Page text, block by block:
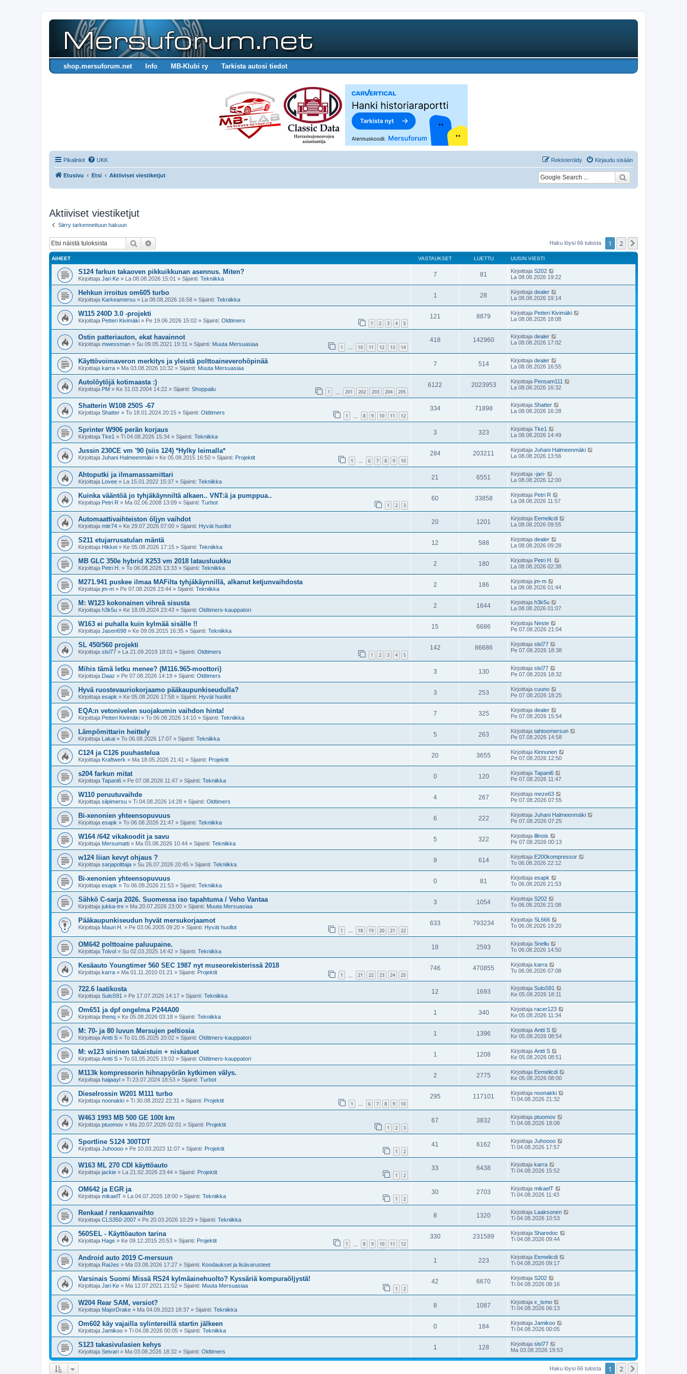
shop.mersuforum.net Info MB-Klubi ry Tarkista autosi tiedot
Pikalinkit UKK Kirjaudu sisään
Rekisteröidy
Etusivu Etsi Aktiiviset viestiketjut
Aktiiviset viestiketjut
Siirry tarkennettuun hakuun
Etsi Haku löysi 66 tulosta 1 2
AIHEET VASTAUKSET LUETTU UUSIN VIESTI
S124 farkun takaoven pikkuikkunan asennus. Miten?
Kirjoittaja Jari Ke » La 08.08.2026 15:01 » Sijainti: Tekniikka
7 81 Kirjoittaja S202
La 08.08.2026 19:22
Hehkun irroitus om605 turbo
Kirjoittaja Karkeamersu » La 08.08.2026 16:58 » Sijainti: Tekniikka
1 28 Kirjoittaja dealer
La 08.08.2026 19:14
W115 240D 3.0 -projekti
Kirjoittaja Petteri Kivimäki » Pe 19.06.2026 15:02 » Sijainti: Oldtimers 1 2 3 4 5
121 8879 Kirjoittaja Petteri Kivimäki
La 08.08.2026 18:08
Ostin patteriauton, ekat havainnot
Kirjoittaja mwessman » Su 09.05.2021 19:31 » Sijainti: Muuta Mersuasiaa 1 … 10 11 12 13 14
418 142960 Kirjoittaja dealer
La 08.08.2026 17:02
Käyttövoimaveron merkitys ja yleistä polttoaineverohöpinää
Kirjoittaja karra » Ma 03.08.2026 10:32 » Sijainti: Muuta Mersuasiaa
7 514 Kirjoittaja dealer
La 08.08.2026 16:55
Autolöytöjä kotimaasta :)
Kirjoittaja PM » Ke 31.03.2004 14:22 » Sijainti: Shoppailu 1 201 202 203 204 205
6122 2023953 Kirjoittaja Pensam111
La 08.08.2026 16:32
Shatterin W108 250S -67
Kirjoittaja Shatter » To 18.01.2024 20:15 » Sijainti: Oldtimers 1 8 9 10 11 12
334 71898 Kirjoittaja Shatter
La 08.08.2026 16:28
Sprinter W906 perän korjaus
Kirjoittaja Tke1 » Ti 04.08.2026 15:34 » Sijainti: Tekniikka
3 323 Kirjoittaja Tke1
La 08.08.2026 14:49
Jussin 230CE vm '90 (siis 124) *Hylky leimalla*
Kirjoittaja Juhani Halmeenmäki » Ke 05.08.2015 16:50 » Sijainti: Projektit 1 … 6 7 8 9 10
284 203211 Kirjoittaja Juhani Halmeenmäki
La 08.08.2026 13:56
Ahtoputki ja ilmamassamittari
Kirjoittaja Lovee » La 15.01.2022 15:37 » Sijainti: Tekniikka
21 6551 Kirjoittaja -jari-
La 08.08.2026 12:00
Kuinka vääntöä jo tyhjäkäynniltä alkaen.. VNT:ä ja pumppua..
Kirjoittaja Petri R » Ma 02.06.2008 13:09 » Sijainti: Turbot 1 2 3
60 33858 Kirjoittaja Petri R
La 08.08.2026 11:57
Automaattivaihteiston öljyn vaihdot
Kirjoittaja mitr74 » Ke 29.07.2026 07:00 » Sijainti: Hyvät huollot
20 1201 Kirjoittaja Eemelicdi
La 08.08.2026 09:55
S211 etujarrusatulan mäntä
Kirjoittaja Hikkei » Ke 05.08.2026 17:15 » Sijainti: Tekniikka
12 588 Kirjoittaja dealer
La 08.08.2026 09:28
MB GLC 350e hybrid X253 vm 2018 latausluukku
Kirjoittaja Petri H. » To 06.08.2026 13:33 » Sijainti: Tekniikka
2 180 Kirjoittaja Petri H.
La 08.08.2026 02:38
M271.941 puskee ilmaa MAFilta tyhjäkäynnillä, alkanut ketjunvaihdosta
Kirjoittaja jm-m » Pe 07.08.2026 23:44 » Sijainti: Tekniikka
2 186 Kirjoittaja jm-m
La 08.08.2026 01:44
M: W123 kokonainen vihreä sisusta
Kirjoittaja h3k5u » Ke 18.09.2024 23:43 » Sijainti: Oldtimers-kauppatori
2 1644 Kirjoittaja h3k5u
La 08.08.2026 01:07
W163 ei puhalla kuin kylmää sisälle !!
Kirjoittaja Jasen698 » Ke 09.09.2015 16:35 » Sijainti: Tekniikka
15 6686 Kirjoittaja Neste
Pe 07.08.2026 21:04
SL 450/560 projekti
Kirjoittaja slsl77 » La 21.09.2019 18:01 » Sijainti: Oldtimers 1 2 3 4 5
142 86686 Kirjoittaja slsl77
Pe 07.08.2026 18:38
Mihis tämä letku menee? (M116.965-moottori)
Kirjoittaja Daaz » Pe 07.08.2026 14:19 » Sijainti: Oldtimers
3 130 Kirjoittaja slsl77
Pe 07.08.2026 18:32
Hyvä ruostevauriokorjaamo pääkaupunkiseudulla?
Kirjoittaja esapk » Ke 05.08.2026 17:58 » Sijainti: Hyvät huollot
3 253 Kirjoittaja cuuno
Pe 07.08.2026 18:25
EQA:n vetonivelen suojakumin vaihdon hinta!
Kirjoittaja Petteri Kivimäki » To 06.08.2026 14:10 » Sijainti: Tekniikka
7 325 Kirjoittaja dealer
Pe 07.08.2026 15:54
Lämpömittarin heittely
Kirjoittaja Lakai » To 06.08.2026 17:07 » Sijainti: Tekniikka
5 263 Kirjoittaja tahtoomersun
Pe 07.08.2026 14:58
C124 ja C126 puuhastelua
Kirjoittaja Kraftwerk » Ma 18.05.2026 21:41 » Sijainti: Projektit
20 3655 Kirjoittaja Kinnunen
Pe 07.08.2026 12:50
s204 farkun mitat
Kirjoittaja Tapani6 » Pe 07.08.2026 11:47 » Sijainti: Tekniikka
0 120 Kirjoittaja Tapani6
Pe 07.08.2026 11:47
W110 peruutuvaihde
Kirjoittaja siipimersu » Ti 04.08.2026 14:28 » Sijainti: Oldtimers
4 267 Kirjoittaja meze63
Pe 07.08.2026 07:55
Bi-xenonien yhteensopuvuus
Kirjoittaja esapk » To 06.08.2026 21:47 » Sijainti: Tekniikka
6 222 Kirjoittaja Juhani Halmeenmäki
Pe 07.08.2026 07:25
W164 /642 vikakoodit ja savu
Kirjoittaja Mersumatti » Ma 03.08.2026 10:44 » Sijainti: Tekniikka
5 322 Kirjoittaja illinois
Pe 07.08.2026 00:13
w124 liian kevyt ohjaus ?
Kirjoittaja sarjapolttaja » Su 26.07.2026 20:45 » Sijainti: Tekniikka
9 614 Kirjoittaja E200kompressor
To 06.08.2026 22:12
Bi-xenonien yhteensopuvuus
Kirjoittaja esapk » To 06.08.2026 21:53 » Sijainti: Tekniikka
0 81 Kirjoittaja esapk
To 06.08.2026 21:53
Sähkö C-sarja 2026. Suomessa iso tapahtuma / Veho Vantaa
Kirjoittaja jukka-tre » Ma 20.07.2026 23:00 » Sijainti: Muuta Mersuasiaa
3 1054 Kirjoittaja S202
To 06.08.2026 21:08
Pääkaupunkiseudun hyvät mersukorjaamot
Kirjoittaja Mauri H. » Pe 03.06.2005 09:20 » Sijainti: Hyvät huollot 1 … 18 19 20 21 22
633 793234 Kirjoittaja SL666
To 06.08.2026 19:20
OM642 polttoaine paluupaine.
Kirjoittaja Tolvol » Su 02.03.2025 14:42 » Sijainti: Tekniikka
18 2593 Kirjoittaja Snellu
To 06.08.2026 14:50
Kesäauto Youngtimer 560 SEC 1987 nyt museorekisterissä 2018
Kirjoittaja karra » Ma 01.11.2010 01:21 » Sijainti: Projektit 1 21 22 23 24 25
746 470855 Kirjoittaja karra
To 06.08.2026 07:08
722.6 laatikosta
Kirjoittaja SuloS91 » Pe 17.07.2026 14:17 » Sijainti: Tekniikka
12 1693 Kirjoittaja SuloS91
Ke 05.08.2026 18:11
Om651 ja dpf ongelma P244A00
Kirjoittaja thenq » Ke 05.08.2026 03:18 » Sijainti: Tekniikka
1 340 Kirjoittaja racer123
Ke 05.08.2026 11:34
M: 70- ja 80 luvun Mersujen peltiosia
Kirjoittaja Antti S » To 01.05.2025 20:02 » Sijainti: Oldtimers-kauppatori
1 1396 Kirjoittaja Antti S
Ke 05.08.2026 08:54
M: w123 sininen takaistuin + niskatuet
Kirjoittaja Antti S » To 01.05.2025 19:02 » Sijainti: Oldtimers-kauppatori
1 1208 Kirjoittaja Antti S
Ke 05.08.2026 08:51
M113k kompressorin hihnapyörän kytkimen välys.
Kirjoittaja haijaayl » Ti 23.07.2024 18:53 » Sijainti: Turbot
2 2775 Kirjoittaja Eemelicdi
Ke 05.08.2026 08:00
Dieselrossin W201 M111 turbo
Kirjoittaja noonakki » Ti 30.08.2022 22:31 » Sijainti: Projektit 1 … 6 7 8 9 10
295 117101 Kirjoittaja noonakki
Ti 04.08.2026 21:32
W463 1993 MB 500 GE 100t km
Kirjoittaja ptuomov » Ma 20.07.2026 02:01 » Sijainti: Projektit 1 2 3
67 3832 Kirjoittaja ptuomov
Ti 04.08.2026 18:08
Sportline S124 300TDT
Kirjoittaja Juhoooo » Pe 10.03.2023 11:07 » Sijainti: Projektit 1 2
41 6162 Kirjoittaja Juhoooo
Ti 04.08.2026 17:57
W163 ML 270 CDI käyttöauto
Kirjoittaja jackie » La 21.02.2026 23:44 » Sijainti: Projektit 1 2
33 6438 Kirjoittaja karra
Ti 04.08.2026 15:52
OM642 ja EGR ja
Kirjoittaja mikaelT » La 04.07.2026 18:00 » Sijainti: Tekniikka 1 2
30 2703 Kirjoittaja mikaelT
Ti 04.08.2026 11:43
Renkaat / renkaanvaihto
Kirjoittaja CLS350-2007 » Pe 20.03.2026 10:29 » Sijainti: Tekniikka
8 1320 Kirjoittaja Laaksonen
Ti 04.08.2026 10:53
560SEL - Käyttöauton tarina
Kirjoittaja Hage » Ke 09.12.2015 20:53 » Sijainti: Projektit 1 8 9 10 11 12
330 231589 Kirjoittaja Sharedoc
Ti 04.08.2026 09:44
Android auto 2019 C-mersuun
Kirjoittaja RaiJes » Ma 03.08.2026 17:27 » Sijainti: Koodaukset ja lisävarusteet
1 223 Kirjoittaja Eemelicdi
Ti 04.08.2026 09:17
Varsinais Suomi Missä RS24 kylmäainehuolto? Kyssäriä kompuraöljystä!
Kirjoittaja Jari Ke » Ma 12.07.2021 21:52 » Sijainti: Muuta Mersuasiaa 1 2
42 6670 Kirjoittaja S202
Ti 04.08.2026 08:16
W204 Rear SAM, versiot?
Kirjoittaja MajorDrake » Ma 04.09.2023 18:37 » Sijainti: Tekniikka
8 1087 Kirjoittaja x_ismo
Ti 04.08.2026 06:13
Om602 käy vajailla sylintereillä startin jälkeen
Kirjoittaja Jamikoo » Ti 04.08.2026 00:05 » Sijainti: Tekniikka
0 184 Kirjoittaja Jamikoo
Ti 04.08.2026 00:05
S123 takasivulasien kehys
Kirjoittaja Seivari » Ma 03.08.2026 18:32 » Sijainti: Oldtimers
1 128 Kirjoittaja slsl77
Ma 03.08.2026 19:53
Haku löysi 66 tulosta 1 2